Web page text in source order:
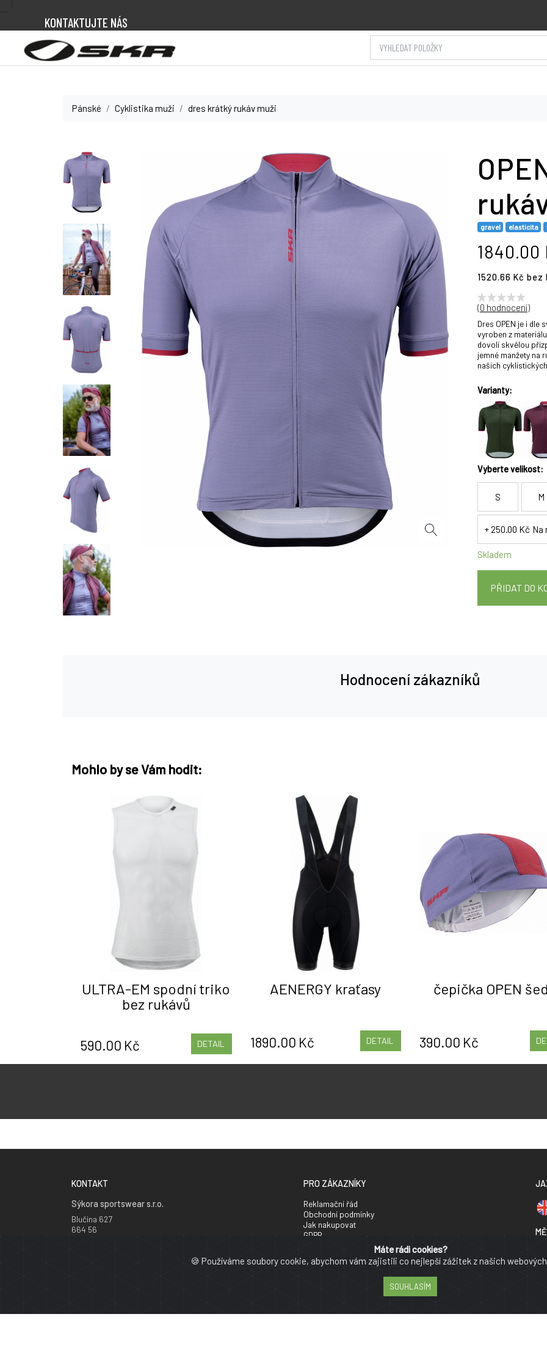
KONTAKTUJTE NÁS
VYHLEDAT POLOŽKY
Pánské Cyklistika muži dres krátký rukáv muži
gravel elasticita
1840.00
1520.66 Kč bez
(0 hodnocení)
Dres OPEN je i dle
vyroben z
dovolí skvělou
jemné manžety na
našich
Varianty:
Vyberte velikost:
S M
+ 250.00 Kč Na
Skladem
PŘIDAT DO
Hodnocení zákazníků
Mohlo by se Vám hodit:
ULTRA-EM spodní triko
bez rukávů
590.00 Kč DETAIL
AENERGY kraťasy
1890.00 Kč DETAIL
čepička OPEN
390.00 Kč
KONTAKT
Sýkora sportswear s.r.o.
Blučina 627
664 56
PRO ZÁKAZNÍKY
Reklamační řád
Obchodní podmínky
Jak nakupovat
GDPR
Mapa stránky
Máte rádi cookies?
🍪 Používáme soubory cookie, abychom vám zajistili co nejlepší zážitek z našich
SOUHLASÍM